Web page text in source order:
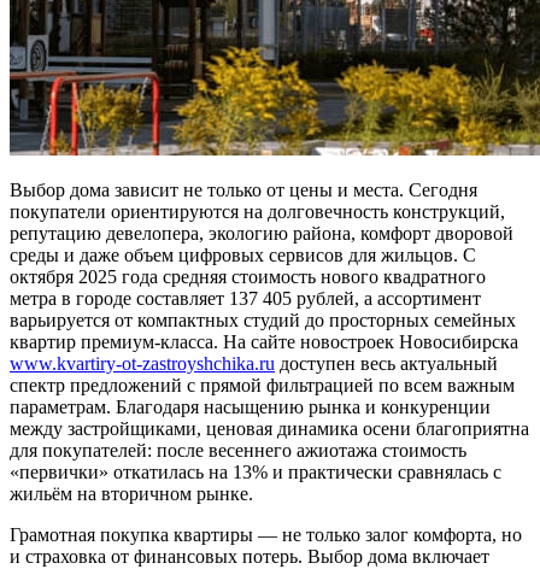
Выбор дома зависит не только от цены и места. Сегодня
покупатели ориентируются на долговечность конструкций,
репутацию девелопера, экологию района, комфорт дворовой
среды и даже объем цифровых сервисов для жильцов. С
октября 2025 года средняя стоимость нового квадратного
метра в городе составляет 137 405 рублей, а ассортимент
варьируется от компактных студий до просторных семейных
квартир премиум-класса. На сайте новостроек Новосибирска
www.kvartiry-ot-zastroyshchika.ru доступен весь актуальный
спектр предложений с прямой фильтрацией по всем важным
параметрам. Благодаря насыщению рынка и конкуренции
между застройщиками, ценовая динамика осени благоприятна
для покупателей: после весеннего ажиотажа стоимость
«первички» откатилась на 13% и практически сравнялась с
жильём на вторичном рынке.
Грамотная покупка квартиры — не только залог комфорта, но
и страховка от финансовых потерь. Выбор дома включает